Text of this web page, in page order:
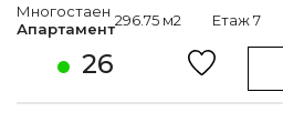
26
Многостаен
Апартамент296.75 м2 Етаж 7